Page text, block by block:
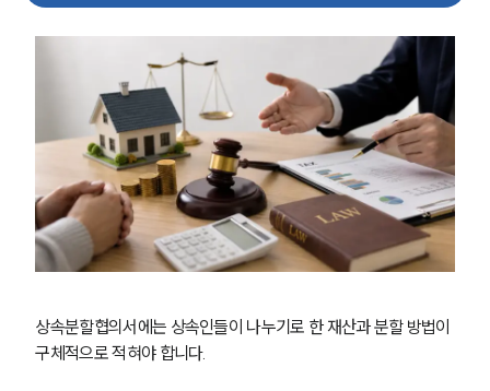
상속분할협의서에는 상속인들이 나누기로 한 재산과 분할 방법이
구체적으로 적혀야 합니다.